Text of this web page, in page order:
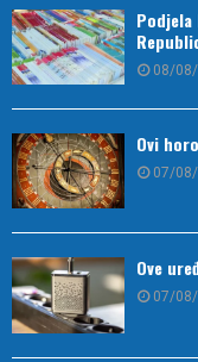
Podjela
08/
Ovi
07/
Ove
07/